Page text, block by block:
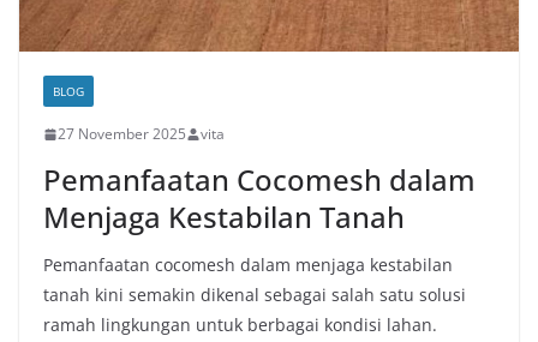
BLOG
27 November 2025 vita
Pemanfaatan Cocomesh dalam
Menjaga Kestabilan Tanah
Pemanfaatan cocomesh dalam menjaga kestabilan
tanah kini semakin dikenal sebagai salah satu solusi
ramah lingkungan untuk berbagai kondisi lahan.